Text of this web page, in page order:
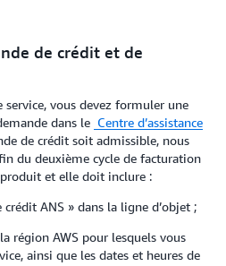
de crédit et de
service, vous devez formuler une
dans le Centre d’assistance
de crédit soit admissible, nous
du deuxième cycle de facturation
produit et elle doit inclure :
ANS » dans la ligne d’objet ;
région AWS pour lesquels vous
ainsi que les dates et heures de